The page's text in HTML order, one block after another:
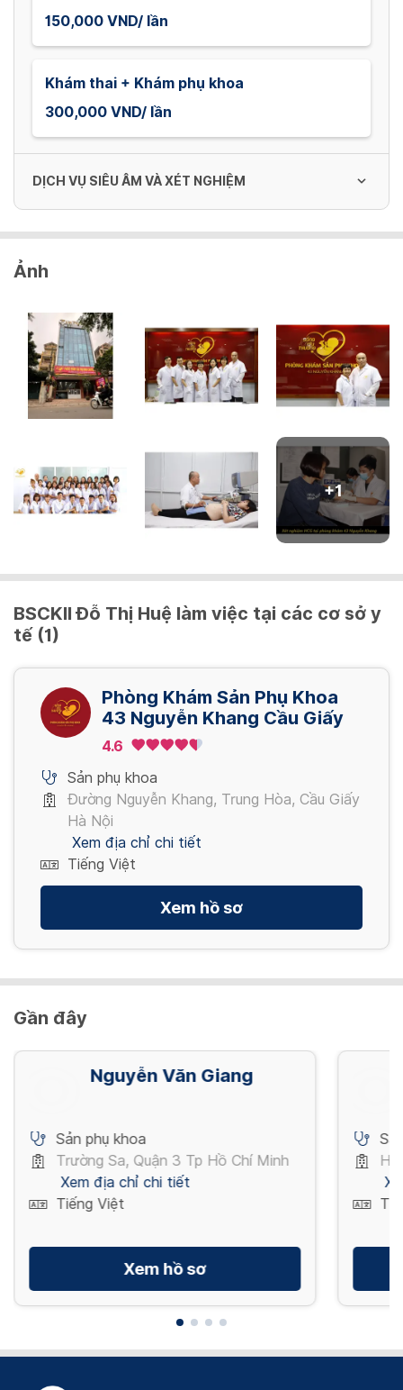
150,000 VND/ lần
Khám thai + Khám phụ khoa
300,000 VND/ lần
DỊCH VỤ SIÊU ÂM VÀ XÉT NGHIỆM
200,000 VND/ lần
Soi cổ tử cung kỹ thuật số
250,000 VND/ lần
Siêu âm 5D song thai
Siêu âm nang noãn
120,000 VND/ lần
Siêu âm ổ bụng
130,000 VND/ lần
Xem thêm
Ảnh
+1
BSCKII Đỗ Thị Huệ làm việc tại các cơ sở y
tế (1)
Phòng Khám Sản Phụ Khoa
43 Nguyễn Khang Cầu Giấy
4.6
Sản phụ khoa
Đường Nguyễn Khang, Trung Hòa, Cầu Giấy
Hà Nội
Xem địa chỉ chi tiết
Tiếng Việt
Xem hồ sơ
Gần đây
Nguyễn Văn Giang
Sản phụ khoa
Trường Sa, Quận 3 Tp Hồ Chí Minh
Xem địa chỉ chi tiết
Tiếng Việt
Xem hồ sơ